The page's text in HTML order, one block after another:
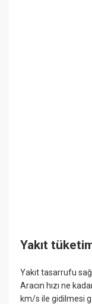
Yakıt
Yakıt tasarrufu
Aracın hızı ne
km/s ile gidilmesi